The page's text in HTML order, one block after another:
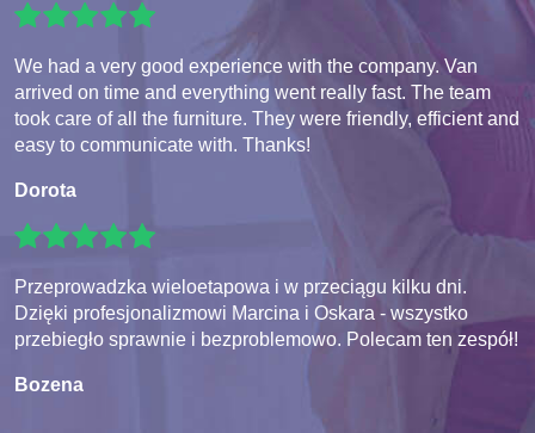
We had a very good experience with the company. Van
arrived on time and everything went really fast. The team
took care of all the furniture. They were friendly, efficient and
easy to communicate with. Thanks!
Dorota
Przeprowadzka wieloetapowa i w przeciągu kilku dni.
Dzięki profesjonalizmowi Marcina i Oskara - wszystko
przebiegło sprawnie i bezproblemowo. Polecam ten zespół!
Bozena